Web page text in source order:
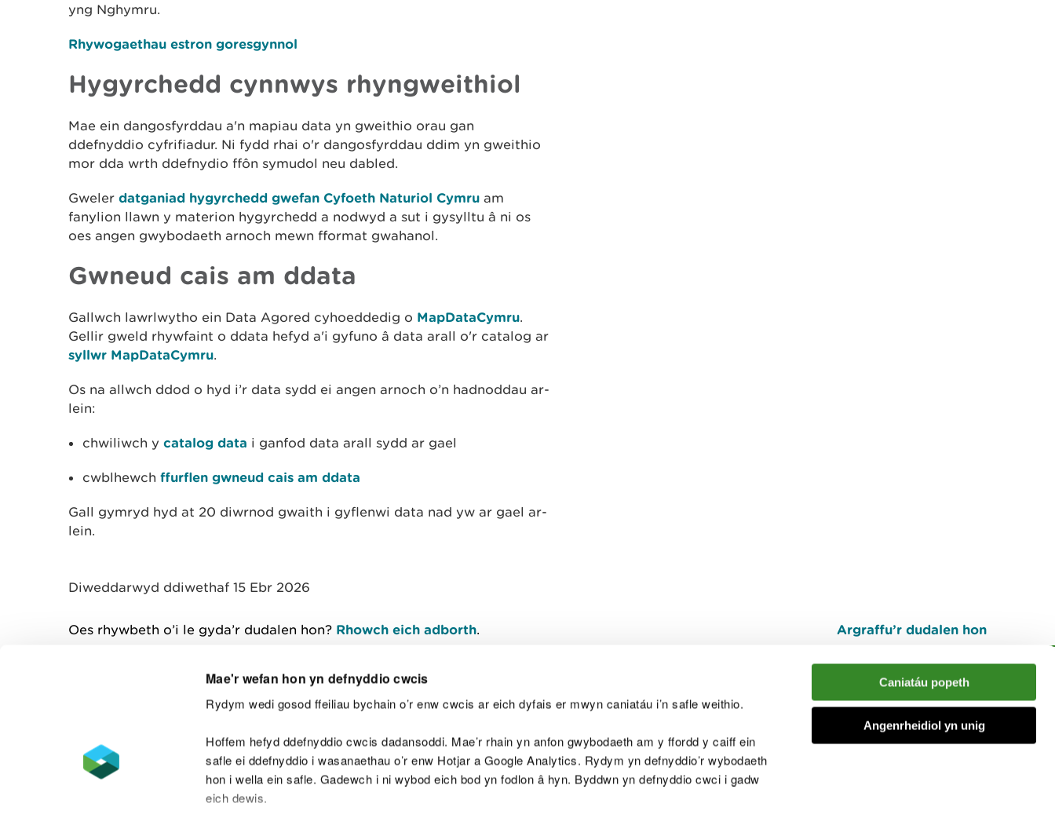
Mae'r wefan hon yn defnyddio cwcis
Rydym wedi gosod ffeiliau bychain o’r enw cwcis ar eich dyfais er mwyn caniatáu i’n safle weithio.
Hoffem hefyd ddefnyddio cwcis dadansoddi. Mae’r rhain yn anfon gwybodaeth am y ffordd y caiff ein
safle ei ddefnyddio i wasanaethau o’r enw Hotjar a Google Analytics. Rydym yn defnyddio’r wybodaeth
hon i wella ein safle. Gadewch i ni wybod eich bod yn fodlon â hyn. Byddwn yn defnyddio cwci i gadw
eich dewis.
Caniatáu popeth
Angenrheidiol yn unig
yng Nghymru.
Rhywogaethau estron goresgynnol
Hygyrchedd cynnwys rhyngweithiol
Mae ein dangosfyrddau a'n mapiau data yn gweithio orau gan
ddefnyddio cyfrifiadur. Ni fydd rhai o'r dangosfyrddau ddim yn gweithio
mor dda wrth ddefnydio ffôn symudol neu dabled.
Gweler datganiad hygyrchedd gwefan Cyfoeth Naturiol Cymru am
fanylion llawn y materion hygyrchedd a nodwyd a sut i gysylltu â ni os
oes angen gwybodaeth arnoch mewn fformat gwahanol.
Gwneud cais am ddata
Gallwch lawrlwytho ein Data Agored cyhoeddedig o MapDataCymru.
Gellir gweld rhywfaint o ddata hefyd a'i gyfuno â data arall o'r catalog ar
syllwr MapDataCymru.
Os na allwch ddod o hyd i’r data sydd ei angen arnoch o’n hadnoddau ar-
lein:
chwiliwch y catalog data i ganfod data arall sydd ar gael
cwblhewch ffurflen gwneud cais am ddata
Gall gymryd hyd at 20 diwrnod gwaith i gyflenwi data nad yw ar gael ar-
lein.
Diweddarwyd ddiwethaf 15 Ebr 2026
Oes rhywbeth o’i le gyda’r dudalen hon? Rhowch eich adborth. Argraffu’r dudalen hon
I fyny
Datganiad hygyrchedd Safonau'r Gymraeg